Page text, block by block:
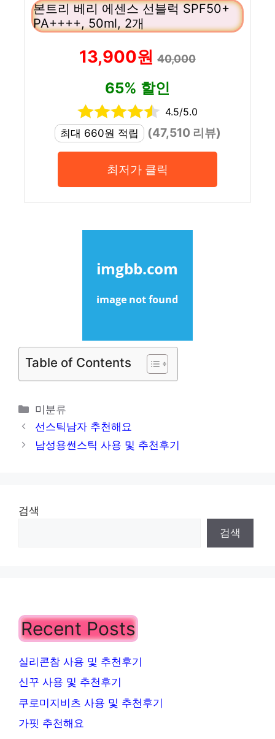
본트리 베리 에센스 선블럭 SPF50+
PA++++, 50ml, 2개
13,900원 40,000
65% 할인
4.5/5.0
최대 660원 적립
(47,510 리뷰)
최저가 클릭
Table of Contents
카
테
고
리
미분류
선스틱남자 추천해요
남성용썬스틱 사용 및 추천후기
검색
검색
Recent Posts
실리콘참 사용 및 추천후기
신꾸 사용 및 추천후기
쿠로미지비츠 사용 및 추천후기
가핏 추천해요